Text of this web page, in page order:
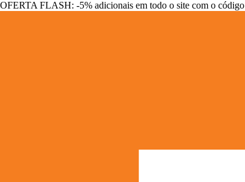
OFERTA FLASH: -5% adicionais em todo o site com o código